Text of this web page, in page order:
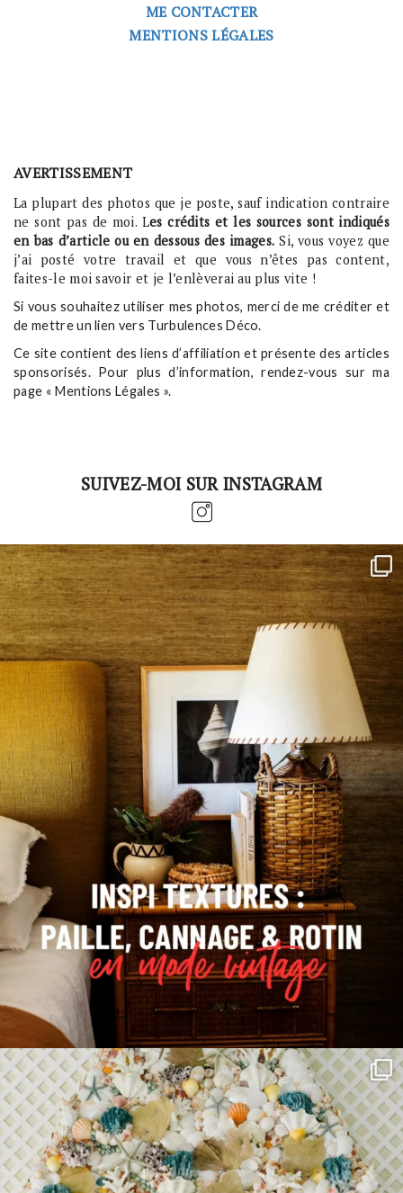
ME CONTACTER
MENTIONS LÉGALES
AVERTISSEMENT
La plupart des photos que je poste, sauf indication contraire
ne sont pas de moi. Les crédits et les sources sont indiqués
en bas d’article ou en dessous des images. Si, vous voyez que
j’ai posté votre travail et que vous n’êtes pas content,
faites-le moi savoir et je l’enlèverai au plus vite !
Si vous souhaitez utiliser mes photos, merci de me créditer et
de mettre un lien vers Turbulences Déco.
Ce site contient des liens d’affiliation et présente des articles
sponsorisés. Pour plus d’information, rendez-vous sur ma
page « Mentions Légales ».
SUIVEZ-MOI SUR INSTAGRAM